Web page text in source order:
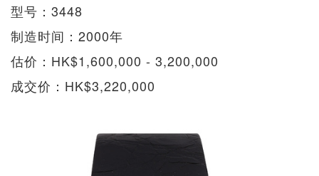
型号：3448
制造时间：2000年
估价：HK$1,600,000 - 3,200,000
成交价：HK$3,220,000